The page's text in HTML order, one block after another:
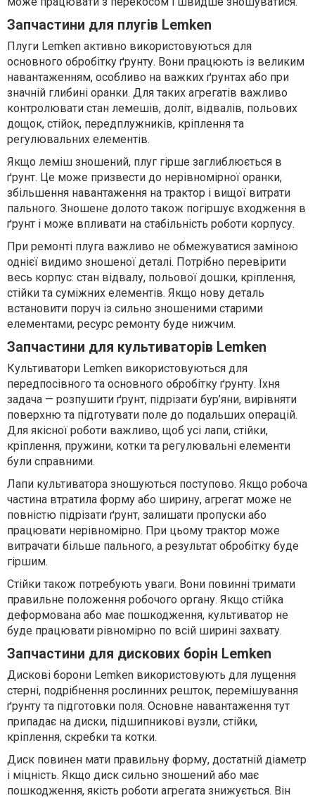
Запчастини для плугів Lemken
Плуги Lemken активно використовуються для
основного обробітку ґрунту. Вони працюють із великим
навантаженням, особливо на важких ґрунтах або при
значній глибині оранки. Для таких агрегатів важливо
контролювати стан лемешів, доліт, відвалів, польових
дощок, стійок, передплужників, кріплення та
регулювальних елементів.
Якщо леміш зношений, плуг гірше заглиблюється в
ґрунт. Це може призвести до нерівномірної оранки,
збільшення навантаження на трактор і вищої витрати
пального. Зношене долото також погіршує входження в
ґрунт і може впливати на стабільність роботи корпусу.
При ремонті плуга важливо не обмежуватися заміною
однієї видимо зношеної деталі. Потрібно перевірити
весь корпус: стан відвалу, польової дошки, кріплення,
стійки та суміжних елементів. Якщо нову деталь
встановити поруч із сильно зношеними старими
елементами, ресурс ремонту буде нижчим.
Запчастини для культиваторів Lemken
Культиватори Lemken використовуються для
передпосівного та основного обробітку ґрунту. Їхня
задача — розпушити ґрунт, підрізати бур’яни, вирівняти
поверхню та підготувати поле до подальших операцій.
Для якісної роботи важливо, щоб усі лапи, стійки,
кріплення, пружини, котки та регулювальні елементи
були справними.
Лапи культиватора зношуються поступово. Якщо робоча
частина втратила форму або ширину, агрегат може не
повністю підрізати ґрунт, залишати пропуски або
працювати нерівномірно. При цьому трактор може
витрачати більше пального, а результат обробітку буде
гіршим.
Стійки також потребують уваги. Вони повинні тримати
правильне положення робочого органу. Якщо стійка
деформована або має пошкодження, культиватор не
буде працювати рівномірно по всій ширині захвату.
Запчастини для дискових борін Lemken
Дискові борони Lemken використовують для лущення
стерні, подрібнення рослинних решток, перемішування
ґрунту та підготовки поля. Основне навантаження тут
припадає на диски, підшипникові вузли, стійки,
кріплення, скребки та котки.
Диск повинен мати правильну форму, достатній діаметр
і міцність. Якщо диск сильно зношений або має
пошкодження, якість роботи агрегата знижується. Він